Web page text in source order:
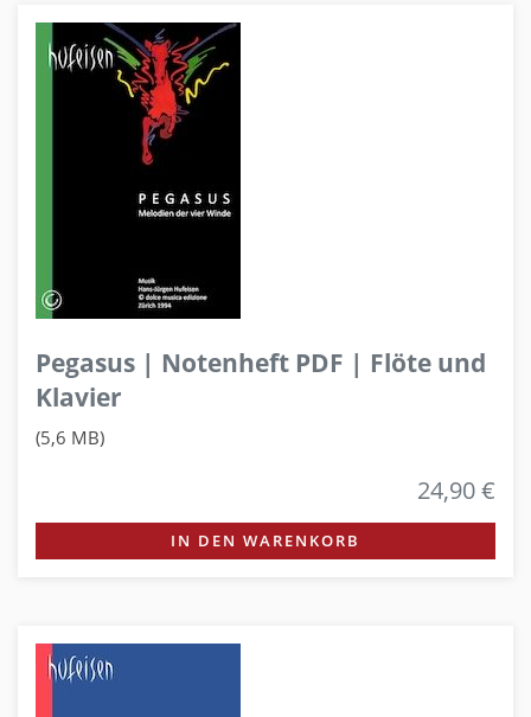
Pegasus | Notenheft PDF | Flöte und
Klavier
(5,6 MB)
24,90 €
IN DEN WARENKORB